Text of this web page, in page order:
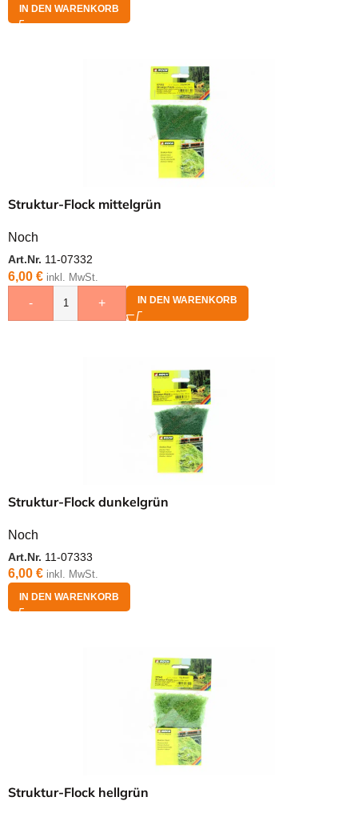
IN DEN WARENKORB
Struktur-Flock mittelgrün
Noch
Art.Nr. 11-07332
6,00 € inkl. MwSt.
- + IN DEN WARENKORB
Struktur-Flock dunkelgrün
Noch
Art.Nr. 11-07333
6,00 € inkl. MwSt.
IN DEN WARENKORB
Struktur-Flock hellgrün